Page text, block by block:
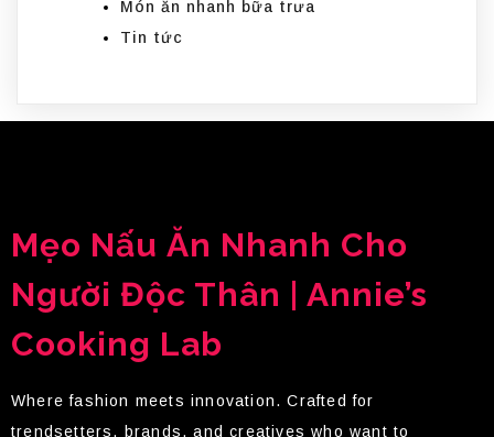
Món ăn nhanh bữa trưa
Tin tức
Mẹo Nấu Ăn Nhanh Cho
Người Độc Thân | Annie’s
Cooking Lab
Where fashion meets innovation. Crafted for
trendsetters, brands, and creatives who want to